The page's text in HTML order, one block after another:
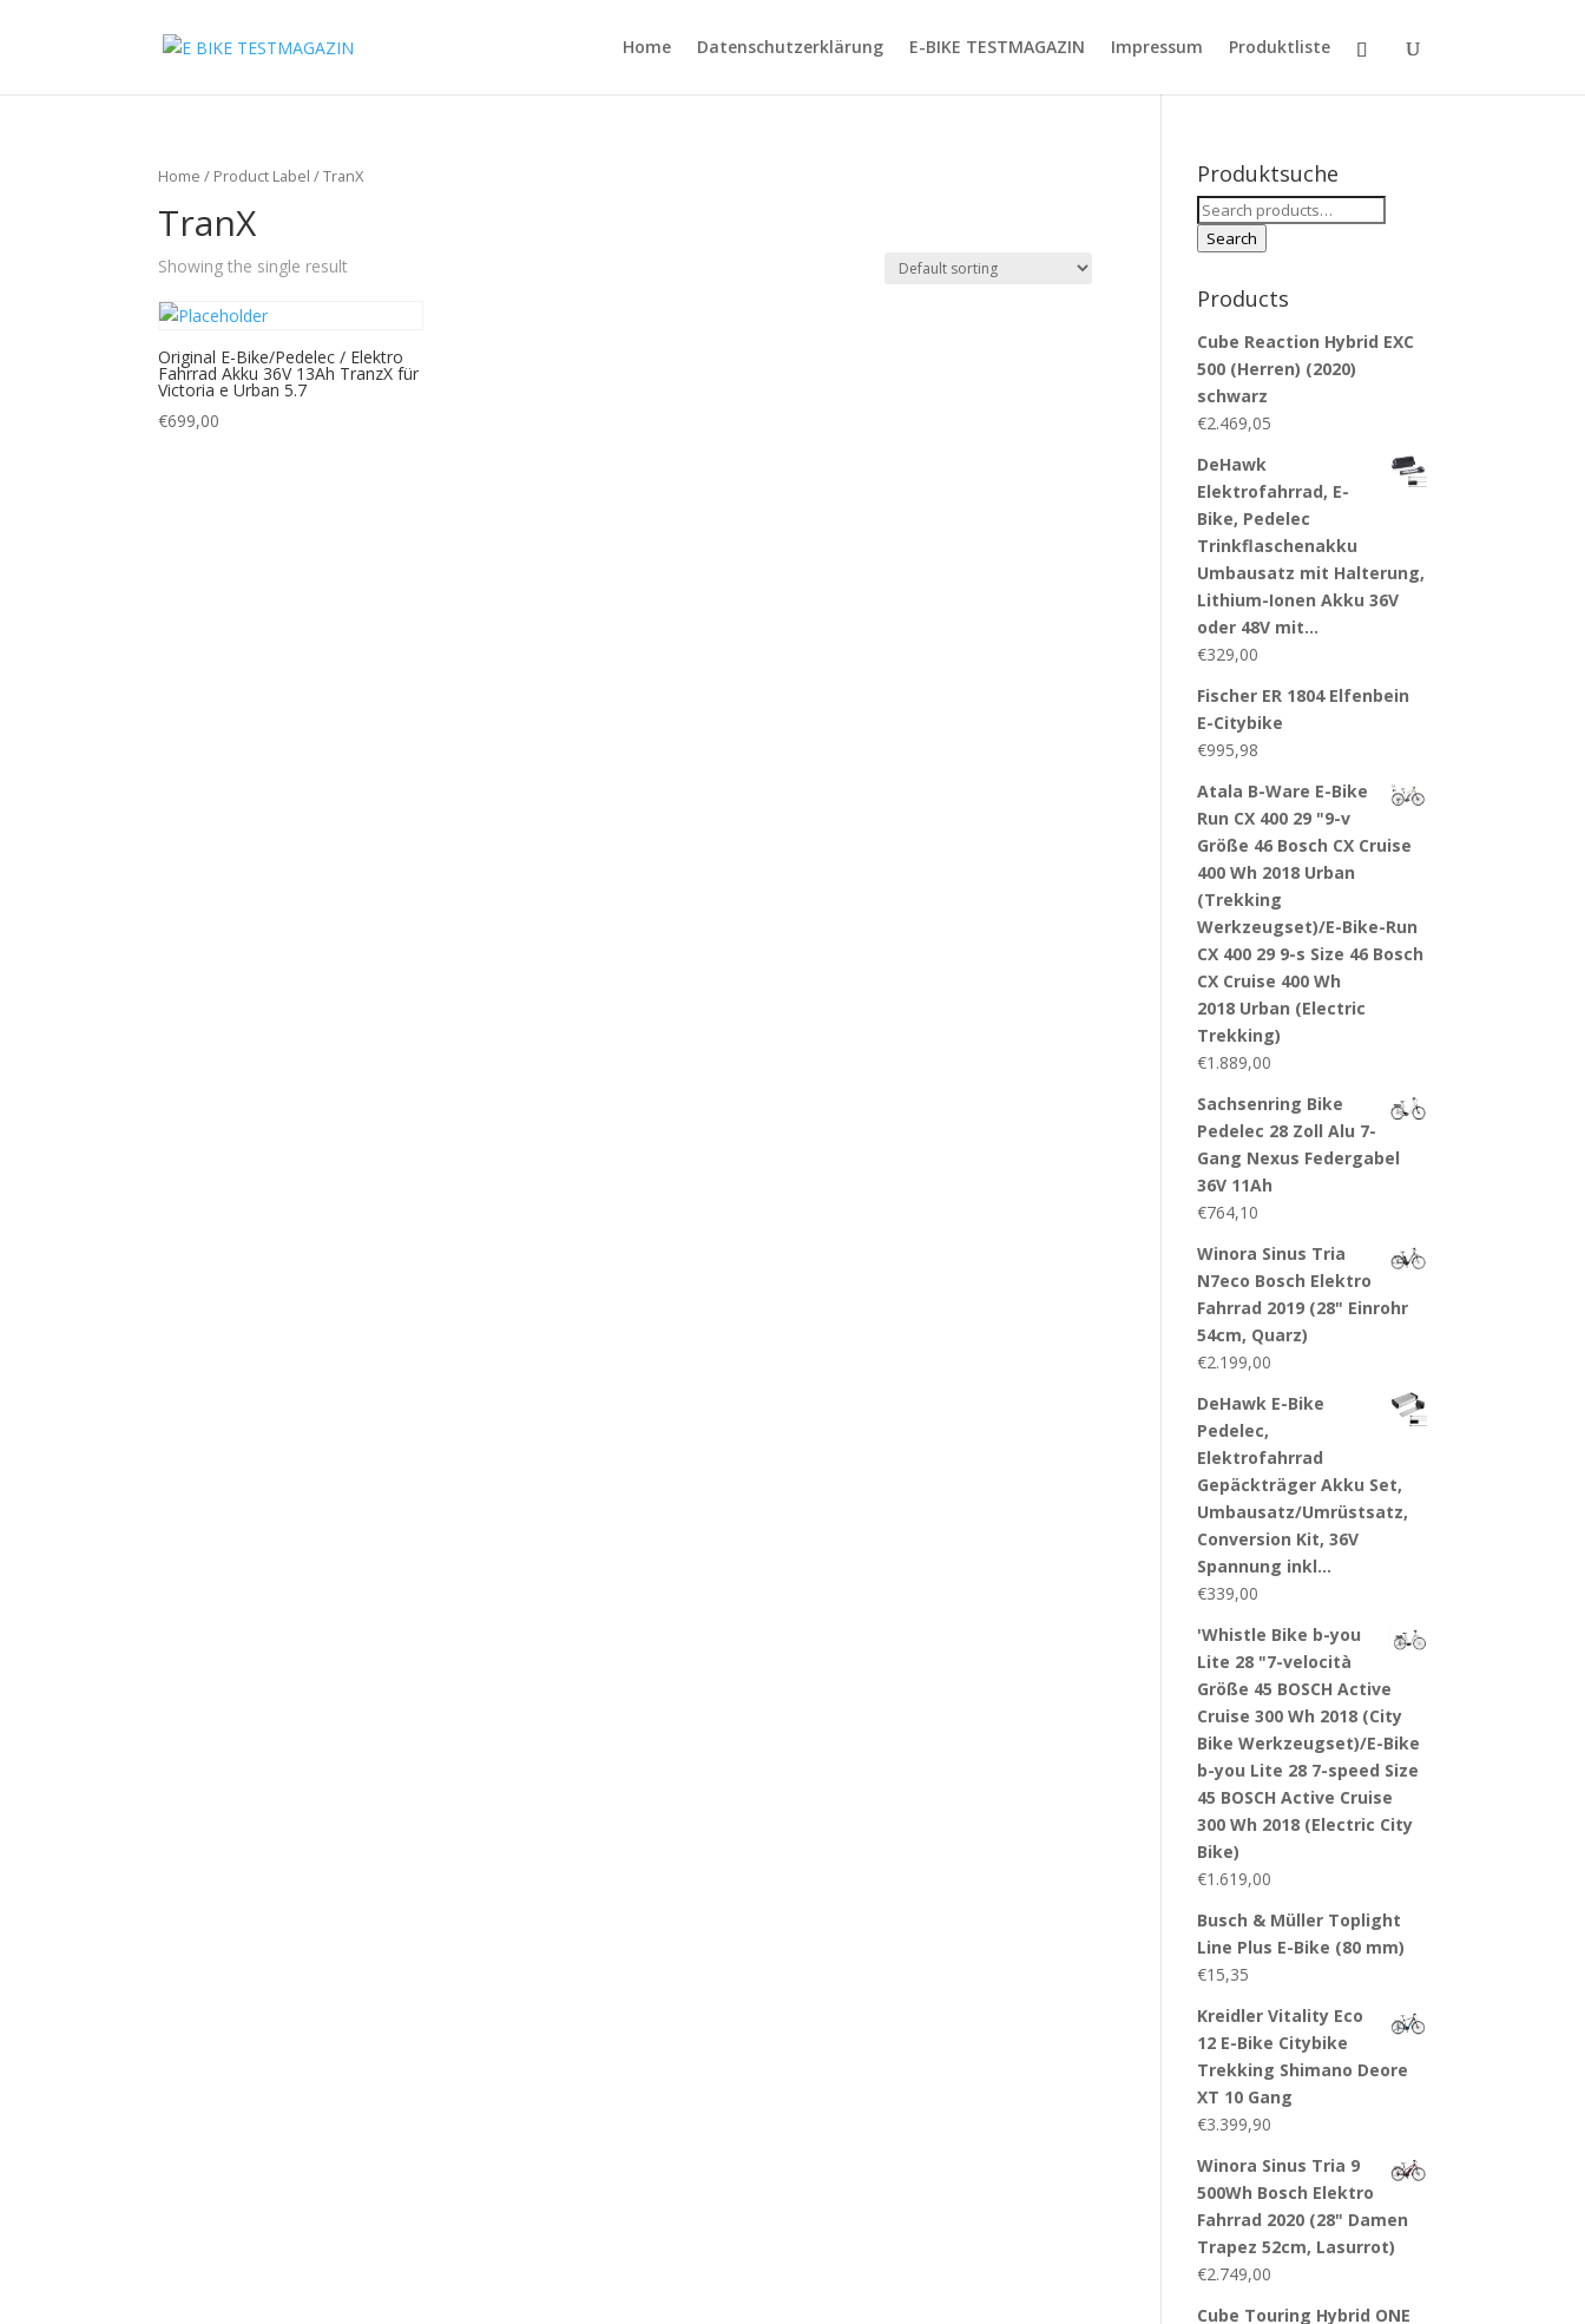
Home Datenschutzerklärung E-BIKE TESTMAGAZIN Impressum Produktliste
Home / Product Label / TranX
TranX
Showing the single result
Original E-Bike/Pedelec / Elektro
Fahrrad Akku 36V 13Ah TranzX für
Victoria e Urban 5.7
€699,00
Produktsuche
Search
for:
Search
Products
Cube Reaction Hybrid EXC
500 (Herren) (2020)
schwarz
€2.469,05
DeHawk
Elektrofahrrad, E-
Bike, Pedelec
Trinkflaschenakku
Umbausatz mit Halterung,
Lithium-Ionen Akku 36V
oder 48V mit…
€329,00
Fischer ER 1804 Elfenbein
E-Citybike
€995,98
Atala B-Ware E-Bike
Run CX 400 29 "9-v
Größe 46 Bosch CX Cruise
400 Wh 2018 Urban
(Trekking
Werkzeugset)/E-Bike-Run
CX 400 29 9-s Size 46 Bosch
CX Cruise 400 Wh
2018 Urban (Electric
Trekking)
€1.889,00
Sachsenring Bike
Pedelec 28 Zoll Alu 7-
Gang Nexus Federgabel
36V 11Ah
€764,10
Winora Sinus Tria
N7eco Bosch Elektro
Fahrrad 2019 (28" Einrohr
54cm, Quarz)
€2.199,00
DeHawk E-Bike
Pedelec,
Elektrofahrrad
Gepäckträger Akku Set,
Umbausatz/Umrüstsatz,
Conversion Kit, 36V
Spannung inkl…
€339,00
'Whistle Bike b-you
Lite 28 "7-velocità
Größe 45 BOSCH Active
Cruise 300 Wh 2018 (City
Bike Werkzeugset)/E-Bike
b-you Lite 28 7-speed Size
45 BOSCH Active Cruise
300 Wh 2018 (Electric City
Bike)
€1.619,00
Busch & Müller Toplight
Line Plus E-Bike (80 mm)
€15,35
Kreidler Vitality Eco
12 E-Bike Citybike
Trekking Shimano Deore
XT 10 Gang
€3.399,90
Winora Sinus Tria 9
500Wh Bosch Elektro
Fahrrad 2020 (28" Damen
Trapez 52cm, Lasurrot)
€2.749,00
Cube Touring Hybrid ONE